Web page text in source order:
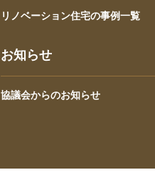
リノベーション住宅の事例一覧
お知らせ
協議会からのお知らせ